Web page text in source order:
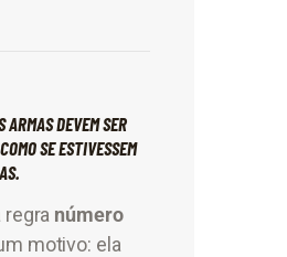
ARMAS DEVEM SER
SE ESTIVESSEM
regra número
motivo: ela